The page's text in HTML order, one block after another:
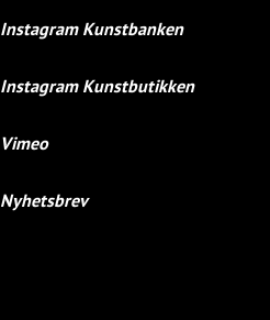
Instagram Kunstbanken
Instagram Kunstbutikken
Vimeo
Nyhetsbrev